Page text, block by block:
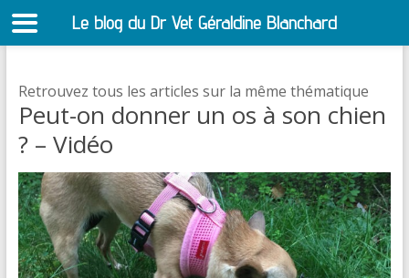
Retrouvez tous les articles sur la même thématique
Peut-on donner un os à son chien
? – Vidéo
Le blog du Dr Vet Géraldine Blanchard